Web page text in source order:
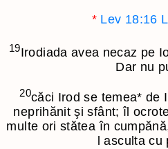
* Lev 18:16
19Irodiada avea necaz pe
Dar nu
20căci Irod se temea* de
neprihănit şi sfânt; îl
multe ori stătea în
l asculta cu